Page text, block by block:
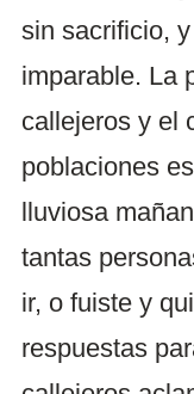
sin sacrificio,
imparable. La
callejeros y el
poblaciones
lluviosa
tantas
ir, o fuiste y
respuestas